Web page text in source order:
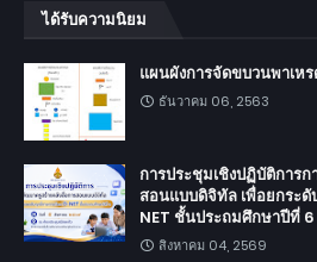
ได้รับความนิยม
แผนผังการจัดขบวนพาเห
ธันวาคม 06, 2563
การประชุมเชิงปฏิบัติการ
สอนแบบดิจิทัล เพื่อยกระ
NET ชั้นประถมศึกษาปีที่ 6
สิงหาคม 04, 2569